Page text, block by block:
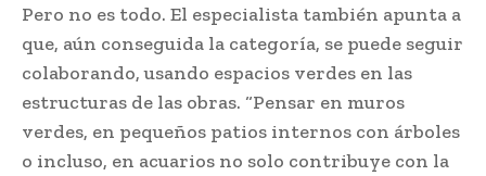
Pero no es todo. El especialista también apunta a
que, aún conseguida la categoría, se puede seguir
colaborando, usando espacios verdes en las
estructuras de las obras. “Pensar en muros
verdes, en pequeños patios internos con árboles
o incluso, en acuarios no solo contribuye con la